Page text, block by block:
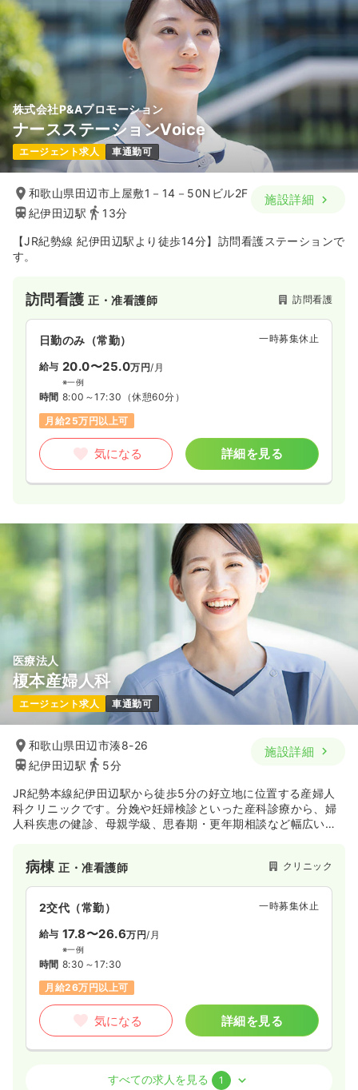
株式会社P&Aプロモーション
ナースステーションVoice
エージェント求人 車通勤可
和歌山県田辺市上屋敷1－14－50Nビル2F
紀伊田辺駅
13分
施設詳細
【JR紀勢線 紀伊田辺駅より徒歩14分】訪問看護ステーションで
す。
訪問看護正・准看護師 訪問看護
日勤のみ（常勤） 一時募集休止
給与 20.0〜25.0万円/月
※一例
時間 8:00～17:30 （休憩60分）
月給25万円以上可
気になる 詳細を見る
医療法人
榎本産婦人科
エージェント求人 車通勤可
和歌山県田辺市湊8-26
紀伊田辺駅
5分
施設詳細
JR紀勢本線紀伊田辺駅から徒歩5分の好立地に位置する産婦人
科クリニックです。分娩や妊婦検診といった産科診療から、婦
人科疾患の健診、母親学級、思春期・更年期相談など幅広い産
とをモットーにしているクリニックです。
病棟正・准看護師 クリニック
2交代（常勤） 一時募集休止
給与 17.8〜26.6万円/月
※一例
時間 8:30～17:30
月給26万円以上可
気になる 詳細を見る
すべての求人を見る 1